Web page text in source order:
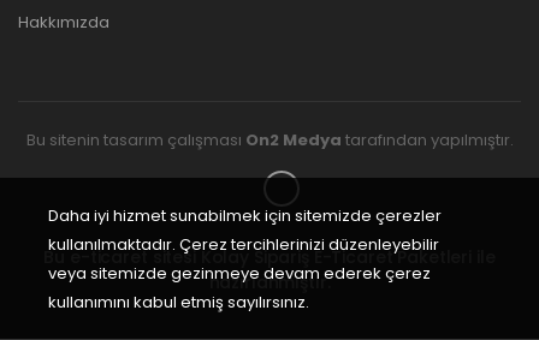
Hakkımızda
Bu sitenin tasarım çalışması On2 Medya tarafından yapılmıştır.
Bu e-ticaret sitesiKolay Sipariş E-Ticaret Paketleri
hazırlanmıştır.
Daha iyi hizmet sunabilmek için sitemizde çerezler
kullanılmaktadır. Çerez tercihlerinizi düzenleyebilir
veya sitemizde gezinmeye devam ederek çerez
kullanımını kabul etmiş sayılırsınız.